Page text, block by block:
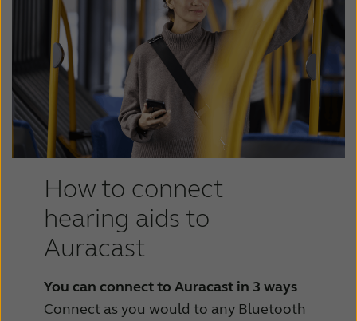
How to connect
hearing aids to
Auracast
You can connect to Auracast in 3 ways
Connect as you would to any Bluetooth